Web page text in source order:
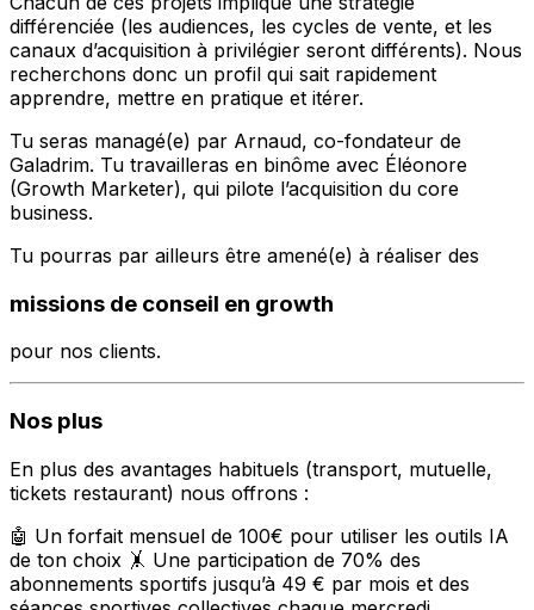
différenciée (les audiences, les cycles de vente, et les
canaux d’acquisition à privilégier seront différents). Nous
recherchons donc un profil qui sait rapidement
apprendre, mettre en pratique et itérer.
Tu seras managé(e) par Arnaud, co-fondateur de
Galadrim. Tu travailleras en binôme avec Éléonore
(Growth Marketer), qui pilote l’acquisition du core
business.
Tu pourras par ailleurs être amené(e) à réaliser des
missions de conseil en growth
pour nos clients.
Nos plus
En plus des avantages habituels (transport, mutuelle,
tickets restaurant) nous offrons :
🤖 Un forfait mensuel de 100€ pour utiliser les outils IA
de ton choix 🤸 Une participation de 70% des
abonnements sportifs jusqu’à 49 € par mois et des